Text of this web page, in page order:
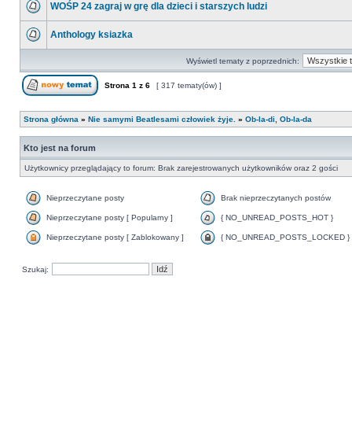
WOŚP 24 zagraj w grę dla dzieci i starszych ludzi
Anthology ksiazka
Wyświetl tematy z poprzednich:
Strona 1 z 6 [ 317 tematy(ów) ]
Strona główna » Nie samymi Beatlesami człowiek żyje. » Ob-la-di, Ob-la-da
Kto jest na forum
Użytkownicy przeglądający to forum: Brak zarejestrowanych użytkowników oraz 2 gości
Nieprzeczytane posty Brak nieprzeczytanych postów
Nieprzeczytane posty [ Popularny ] { NO_UNREAD_POSTS_HOT }
Nieprzeczytane posty [ Zablokowany ] { NO_UNREAD_POSTS_LOCKED }
Szukaj: